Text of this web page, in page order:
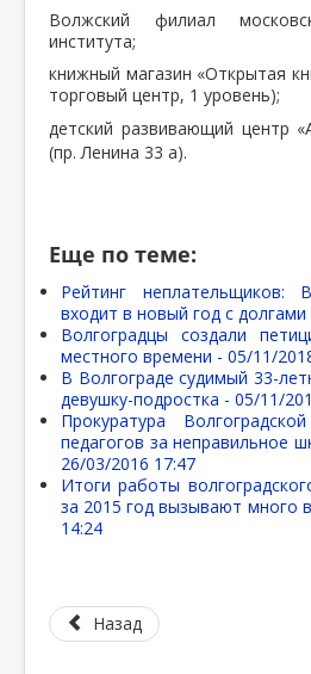
Волжский филиал
института;
книжный магазин «Открытая
торговый центр, 1 уровень);
детский развивающий центр
(пр. Ленина 33 а).
Еще по теме:
Рейтинг неплательщиков:
входит в новый год с долгами
Волгоградцы создали
местного времени - 05/11/
В Волгограде судимый 33-
девушку-подростка - 05/11/
Прокуратура
педагогов за неправильное
26/03/2016 17:47
Итоги работы
за 2015 год вызывают много
14:24
Назад